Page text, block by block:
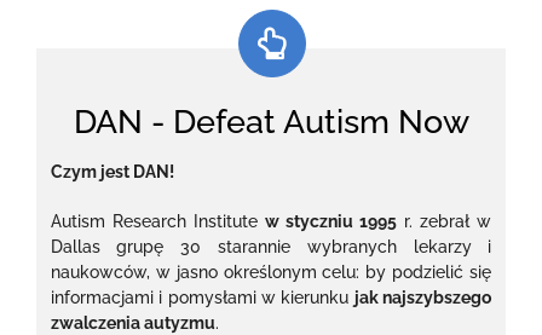
DAN - Defeat Autism Now
Czym jest DAN!
Autism Research Institute w styczniu 1995 r. zebrał w
Dallas grupę 30 starannie wybranych lekarzy i
naukowców, w jasno określonym celu: by podzielić się
informacjami i pomysłami w kierunku jak najszybszego
zwalczenia autyzmu.